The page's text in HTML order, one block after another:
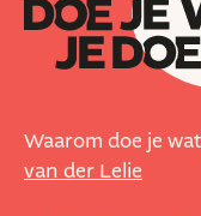
Waarom doe je
van der Lelie